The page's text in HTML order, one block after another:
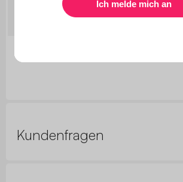
Abmessungen
Kundenfragen